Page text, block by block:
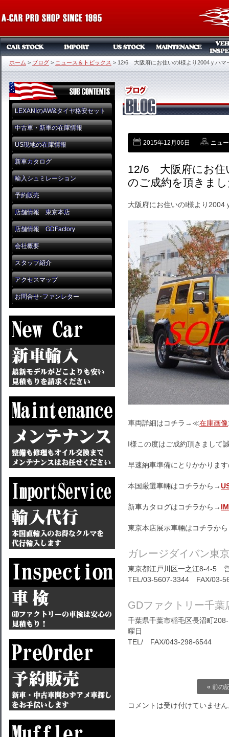
ホーム > ブログ > ニュース＆トピックス > 12/6 大阪府にお住いのI様より2004ｙハマ
LEXANIのAW&タイヤ格安セット
中古車・新車の在庫情報
US現地の在庫情報
新車カタログ
輸入シュミレーション
予約販売
店舗情報 東京本店
店舗情報 GDFactory
会社概要
スタッフ紹介
アクセスマップ
お問合せ･ファンレター
2015年12月06日 ニュ
12/6 大阪府にお住
のご成約を頂きま
大阪府にお住いのI様より2004
車両詳細はコチラ→≪在庫画像
I様この度はご成約頂きまして
早速納車準備にとりかかりま
本国厳選車輛はコチラから→
新車カタログはコチラから→
東京本店展示車輛はコチラか
ガレージダイバン東
東京都江戸川区一之江8-4-5
TEL/03-5607-3344 FAX/03-
GDファクトリー千葉
千葉県千葉市稲毛区長沼町
曜日
TEL/ FAX/043-298-6544
« 前の
コメントは受け付けていませ